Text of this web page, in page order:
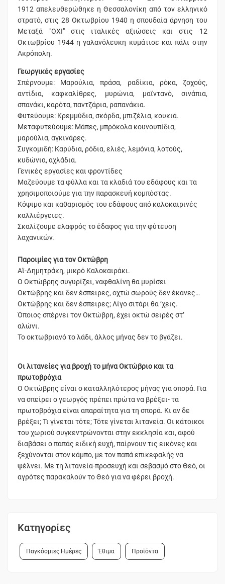
1912 απελευθερώθηκε η Θεσσαλονίκη από τον ελληνικό
στρατό, στις 28 Οκτωβρίου 1940 η σπουδαία άρνηση του
Μεταξά "ΟΧΙ" στις ιταλικές αξιώσεις και στις 12
Οκτωβρίου 1944 η γαλανόλευκη κυμάτισε και πάλι στην
Ακρόπολη.
Γεωργικές εργασίες
Σπέρνουμε: Μαρούλια, πράσα, ραδίκια, ρόκα, ζοχούς,
αντίδια, καφκαλίθρες, μυρώνια, μαϊντανό, σινάπια,
σπανάκι, καρότα, παντζάρια, ραπανάκια.
Φυτεύουμε: Κρεμμύδια, σκόρδα, μπιζέλια, κουκιά.
Μεταφυτεύουμε: Μάπες, μπρόκολα κουνουπίδια,
μαρούλια, αγκινάρες.
Συγκομιδή: Καρύδια, ρόδια, ελιές, λεμόνια, λοτούς,
κυδώνια, αχλάδια.
Γενικές εργασίες και φροντίδες
Μαζεύουμε τα φύλλα και τα κλαδιά του εδάφους και τα
χρησιμοποιούμε για την παρασκευή κομπόστας.
Κόψιμο και καθαρισμός του εδάφους από καλοκαιρινές
καλλιέργειες.
Σκαλίζουμε ελαφρός το έδαφος για την φύτευση
λαχανικών.
Παροιμίες για τον Οκτώβρη
Αϊ-Δημητράκη, μικρό Καλοκαιράκι.
Ο Οκτώβρης συγυρίζει, ναφθαλίνη θα μυρίσει
Οκτώβρης και δεν έσπειρες, οχτώ σωρούς δεν έκανες…
Οκτώβρης και δεν έσπειρες; Λίγο σιτάρι θα ’χεις.
Όποιος σπέρνει τον Οκτώβρη, έχει οκτώ σειρές στ’
αλώνι.
Το οκτωβριανό το λάδι, άλλος μήνας δεν το βγάζει.
Οι λιτανείες για βροχή το μήνα Οκτώβριο και τα
πρωτοβρόχια
Ο Οκτώβρης είναι ο καταλληλότερος μήνας για σπορά. Για
να σπείρει ο γεωργός πρέπει πρώτα να βρέξει- τα
πρωτοβρόχια είναι απαραίτητα για τη σπορά. Κι αν δε
βρέξει; Τι γίνεται τότε; Τότε γίνεται λιτανεία. Οι κάτοικοι
του χωριού συγκεντρώνονται στην εκκλησία και, αφού
διαβάσει ο παπάς ειδική ευχή, παίρνουν τις εικόνες και
ξεχύνονται στον κάμπο, με τον παπά επικεφαλής να
ψέλνει. Με τη λιτανεία-προσευχή και σεβασμό στο Θεό, οι
αγρότες παρακαλούν το Θεό για να φέρει βροχή.
Κατηγορίες
Παγκόσμιες Ημέρες Έθιμα Προϊόντα